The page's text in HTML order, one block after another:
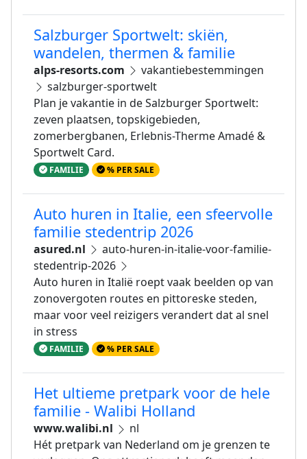
Salzburger Sportwelt: skiën,
wandelen, thermen & familie
alps-resorts.com
vakantiebestemmingen
salzburger-sportwelt
Plan je vakantie in de Salzburger Sportwelt:
zeven plaatsen, topskigebieden,
zomerbergbanen, Erlebnis-Therme Amadé &
Sportwelt Card.
FAMILIE % PER SALE
Auto huren in Italie, een sfeervolle
familie stedentrip 2026
asured.nl
auto-huren-in-italie-voor-familie-
stedentrip-2026
Auto huren in Italië roept vaak beelden op van
zonovergoten routes en pittoreske steden,
maar voor veel reizigers verandert dat al snel
in stress
FAMILIE % PER SALE
Het ultieme pretpark voor de hele
familie - Walibi Holland
www.walibi.nl
nl
Hét pretpark van Nederland om je grenzen te